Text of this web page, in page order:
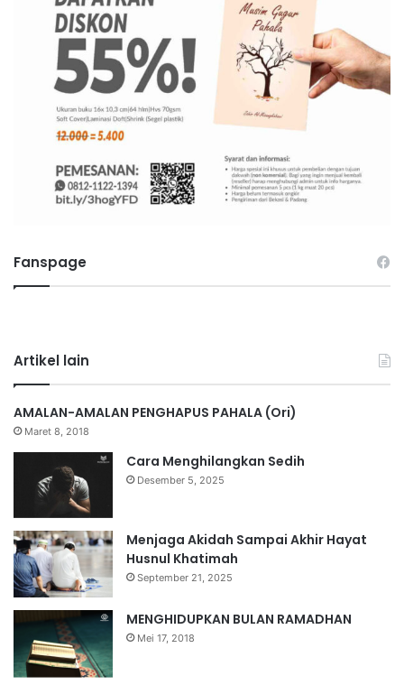
Fanspage
Artikel lain
AMALAN-AMALAN PENGHAPUS PAHALA (Ori)
Maret 8, 2018
Cara Menghilangkan Sedih
Desember 5, 2025
Menjaga Akidah Sampai Akhir Hayat
Husnul Khatimah
September 21, 2025
MENGHIDUPKAN BULAN RAMADHAN
Mei 17, 2018